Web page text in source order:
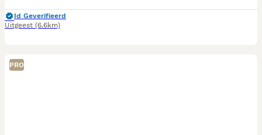
Id Geverifieerd
Uitgeest (6.6km)
PRO